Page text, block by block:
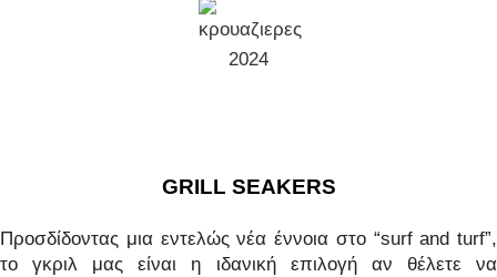
GRILL SEAKERS
Προσδίδοντας μια εντελώς νέα έννοια στο “surf and turf”,
το γκριλ μας είναι η ιδανική επιλογή αν θέλετε να